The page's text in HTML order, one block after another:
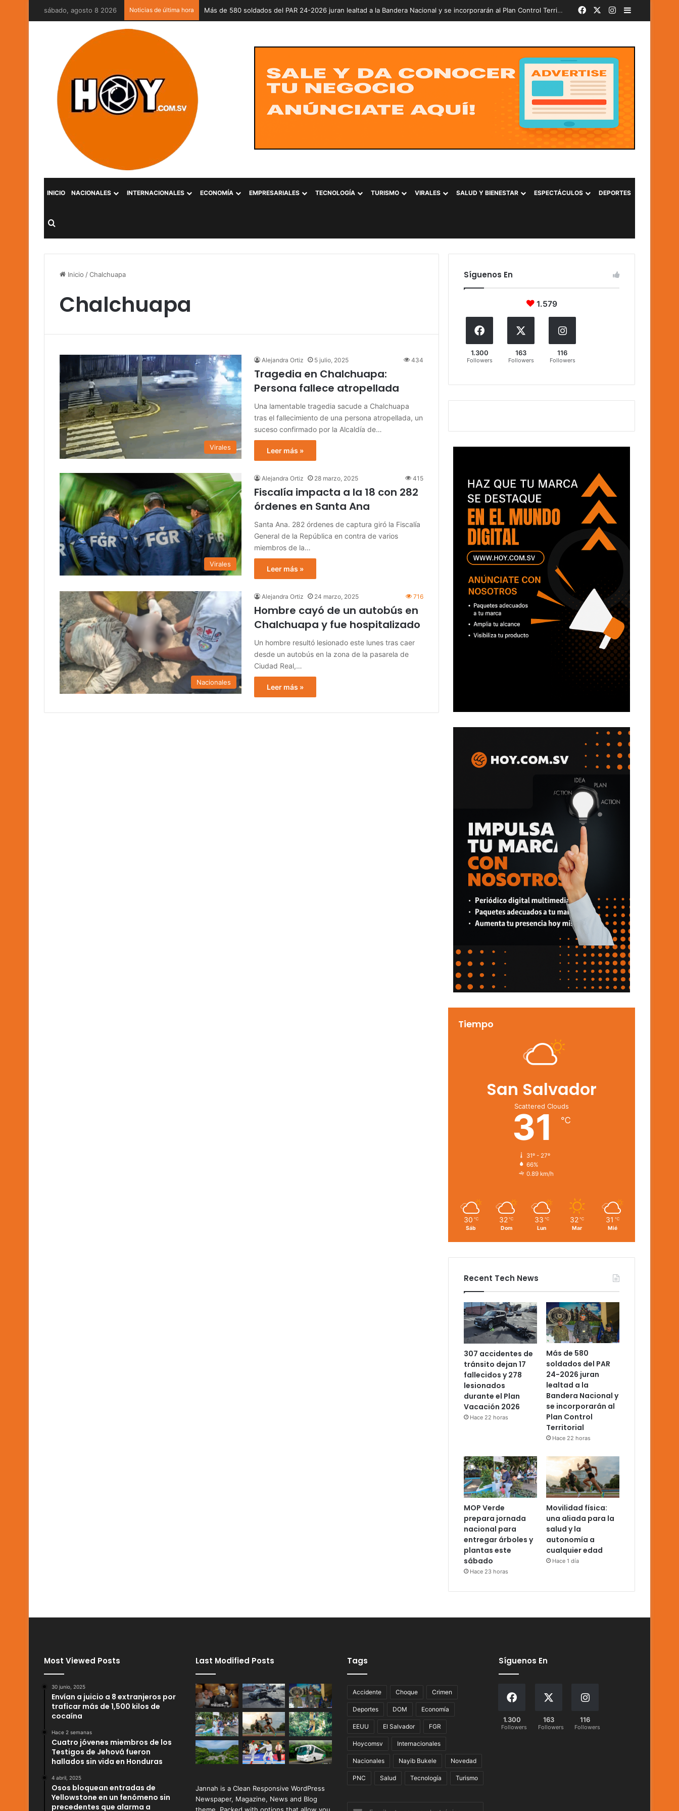
sábado, agosto 8 2026 Noticias de última hora Más de 580 soldados del PAR 24-2026 juran lealtad a la Bandera Nacional y se incorporarán al Plan Control Territorial Facebook Instagram
INICIO NACIONALES INTERNACIONALES ECONOMÍA EMPRESARIALES TECNOLOGÍA TURISMO VIRALES SALUD Y BIENESTAR ESPECTÁCULOS DEPORTES
Buscar por
Inicio /Chalchuapa
Chalchuapa
Virales
Alejandra Ortiz 5 julio, 2025 434
Tragedia en Chalchuapa:
Persona fallece atropellada
Una lamentable tragedia sacude a Chalchuapa
tras el fallecimiento de una persona atropellada, un
suceso confirmado por la Alcaldía de…
Leer más »
Virales
Alejandra Ortiz 28 marzo, 2025 415
Fiscalía impacta a la 18 con 282
órdenes en Santa Ana
Santa Ana. 282 órdenes de captura giró la Fiscalía
General de la República en contra de varios
miembros de la…
Leer más »
Nacionales
Alejandra Ortiz 24 marzo, 2025 716
Hombre cayó de un autobús en
Chalchuapa y fue hospitalizado
Un hombre resultó lesionado este lunes tras caer
desde un autobús en la zona de la pasarela de
Ciudad Real,…
Leer más »
Síguenos En
1.579
1.300
Followers
163
Followers
116
Followers
Tiempo
San Salvador
Scattered Clouds
31 ℃
31º - 27º
66%
0.89 km/h
30 ℃
Sáb
32 ℃
Dom
33 ℃
Lun
32 ℃
Mar
31 ℃
Mié
Recent Tech News
307 accidentes de
tránsito dejan 17
fallecidos y 278
lesionados
durante el Plan
Vacación 2026
Hace 22 horas
Más de 580
soldados del PAR
24-2026 juran
lealtad a la
Bandera Nacional y
se incorporarán al
Plan Control
Territorial
Hace 22 horas
MOP Verde
prepara jornada
nacional para
entregar árboles y
plantas este
sábado
Hace 23 horas
Movilidad física:
una aliada para la
salud y la
autonomía a
cualquier edad
Hace 1 día
Most Viewed Posts
30 junio, 2025
Envían a juicio a 8 extranjeros por
traficar más de 1,500 kilos de
cocaína
Hace 2 semanas
Cuatro jóvenes miembros de los
Testigos de Jehová fueron
hallados sin vida en Honduras
4 abril, 2025
Osos bloquean entradas de
Yellowstone en un fenómeno sin
precedentes que alarma a
Last Modified Posts
Jannah is a Clean Responsive WordPress
Newspaper, Magazine, News and Blog
Tags
Accidente Choque Crimen
Deportes DOM Economía
EEUU El Salvador FGR
Hoycomsv Internacionales
Nacionales Nayib Bukele Novedad
PNC Salud Tecnología Turismo
Síguenos En
1.300
Followers
163
Followers
116
Followers